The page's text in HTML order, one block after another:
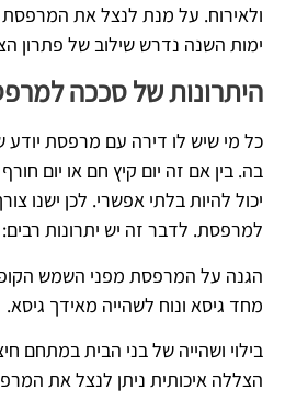
ולאירוח. על מנת לנצל את
ימות השנה נדרש שילוב של פתרון
היתרונות של סככה
כל מי שיש לו דירה עם מרפסת
בה. בין אם זה יום קיץ חם או יום
יכול להיות בלתי אפשרי. לכן ישנו
למרפסת. לדבר זה יש יתרונות רבים:
הגנה על המרפסת מפני השמש
מחד גיסא ונוח לשהייה מאידך גיסא.
בילוי ושהייה של בני הבית במתחם
הצללה איכותית ניתן לנצל את